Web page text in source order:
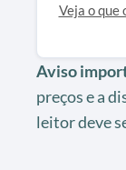
Veja o que
Aviso
preços e a
leitor deve